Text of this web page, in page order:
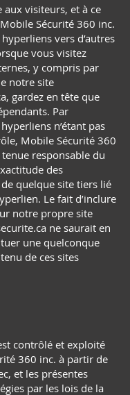
aux visiteurs, et à ce
Sécurité 360 inc.
vers d’autres
vous visitez
y compris par
notre site
gardez en tête que
Par
n’étant pas
Mobile Sécurité 360
responsable du
des
quelque site tiers lié
Le fait d’inclure
notre propre site
ne saurait en
une quelconque
de ces sites
contrôlé et exploité
360 inc. à partir de
et les présentes
par les lois de la